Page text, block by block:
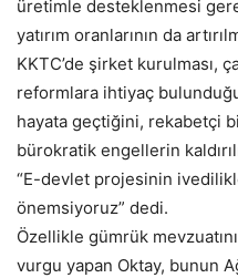
üretimle desteklenmesi
yatırım oranlarının da
KKTC’de şirket kurulması,
reformlara ihtiyaç
hayata geçtiğini, rekabetçi
bürokratik engellerin
“E-devlet projesinin
önemsiyoruz” dedi.
Özellikle gümrük
vurgu yapan Oktay, bunun